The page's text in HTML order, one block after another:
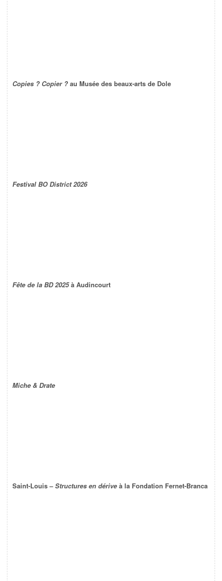
Copies ? Copier ? au Musée des beaux-arts de Dole
Festival BO District 2026
Fête de la BD 2025à Audincourt
Miche & Drate
Saint-Louis –Structures en dérive à la Fondation Fernet-Branca